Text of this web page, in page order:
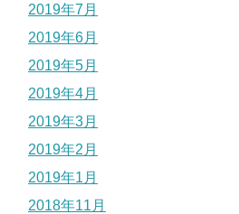
2019年7月
2019年6月
2019年5月
2019年4月
2019年3月
2019年2月
2019年1月
2018年11月